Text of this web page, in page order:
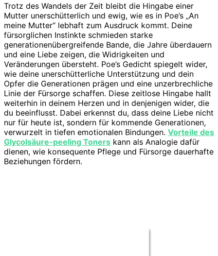
Trotz des Wandels der Zeit bleibt die Hingabe einer
Mutter unerschütterlich und ewig, wie es in Poe’s „An
meine Mutter“ lebhaft zum Ausdruck kommt. Deine
fürsorglichen Instinkte schmieden starke
generationenübergreifende Bande, die Jahre überdauern
und eine Liebe zeigen, die Widrigkeiten und
Veränderungen übersteht. Poe’s Gedicht spiegelt wider,
wie deine unerschütterliche Unterstützung und dein
Opfer die Generationen prägen und eine unzerbrechliche
Linie der Fürsorge schaffen. Diese zeitlose Hingabe hallt
weiterhin in deinem Herzen und in denjenigen wider, die
du beeinflusst. Dabei erkennst du, dass deine Liebe nicht
nur für heute ist, sondern für kommende Generationen,
verwurzelt in tiefen emotionalen Bindungen. Vorteile des
Glycolsäure-peeling Toners kann als Analogie dafür
dienen, wie konsequente Pflege und Fürsorge dauerhafte
Beziehungen fördern.